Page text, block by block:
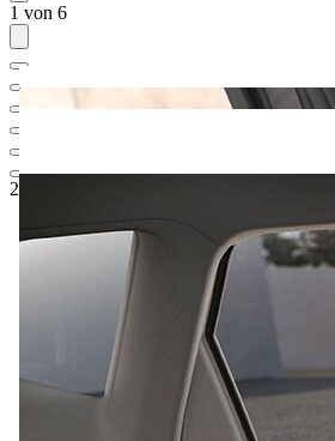
1 von 6
20.538,89 €